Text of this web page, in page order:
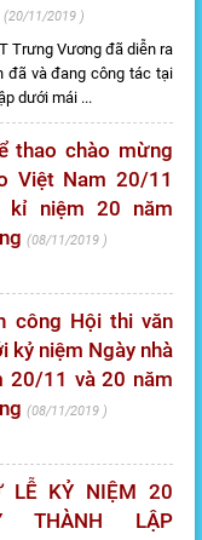
20/11/2019
Trưng Vương đã diễn ra
đã và đang công tác tại
dưới mái ...
thao chào mừng
Việt Nam 20/11
kỉ niệm 20 năm
08/11/2019
công Hội thi văn
kỷ niệm Ngày nhà
20/11 và 20 năm
08/11/2019
LỄ KỶ NIỆM 20
THÀNH LẬP